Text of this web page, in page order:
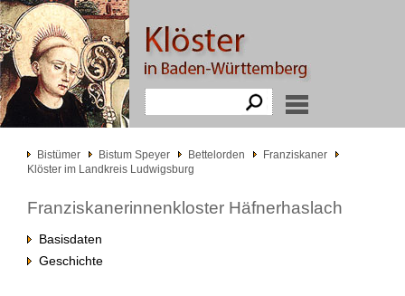
Bistümer Bistum Speyer Bettelorden
Franziskaner
Klöster im Landkreis Ludwigsburg
Franziskanerinnenkloster Häfnerhaslach
Basisdaten
Geschichte